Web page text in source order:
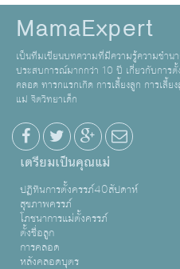
MamaExpert
เป็นทีมเขียนบทความที่มีความรู้ความชำน
ประสบการณ์มากกว่า 10 ปี เกี่ยวกับการตั้
คลอด ทารกแรกเกิด การเลี้ยงลูก การเลี้ย
แม่ จิตวิทยาเด็ก
เตรียมเป็นคุณแม่
ปฏิทินการตั้งครรภ์40สัปดาห์
สุขภาพครรภ์
โภชนาการแม่ตั้งครรภ์
ตั้งชื่อลูก
การคลอด
หลังคลอดบุตร